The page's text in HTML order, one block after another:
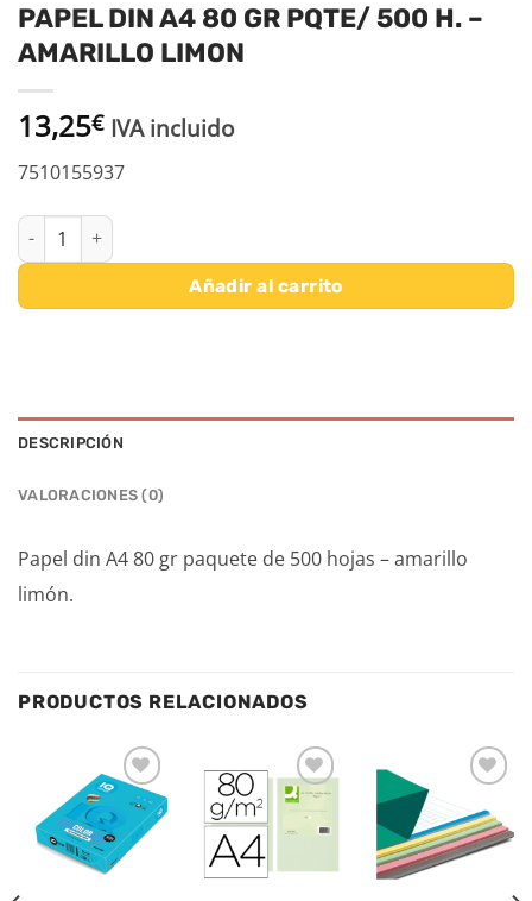
PAPEL DIN A4 80 GR PQTE/ 500 H. –
AMARILLO LIMON
13,25€ IVA incluido
7510155937
PAPEL DIN A4 80 GR PQTE/ 500 H. - AMARILLO LIMON cantidad
Añadir al carrito
DESCRIPCIÓN
VALORACIONES (0)
Papel din A4 80 gr paquete de 500 hojas – amarillo
limón.
PRODUCTOS RELACIONADOS
Añadir
a la
lista de
deseos
Añadir
a la
lista de
a la
lista de
deseos